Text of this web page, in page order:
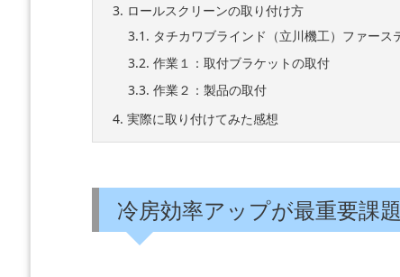
3. ロールスクリーンの取り付け方
3.1. タチカワブラインド（立川機工）ファース
3.2. 作業１：取付ブラケットの取付
3.3. 作業２：製品の取付
4. 実際に取り付けてみた感想
冷房効率アップが最重要課題